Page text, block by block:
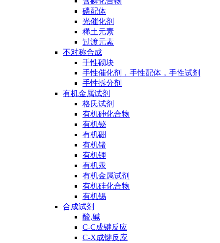
磷配体
光催化剂
稀土元素
过渡元素
不对称合成
手性砌块
手性催化剂，手性配体，手性试剂
手性拆分剂
有机金属试剂
格氏试剂
有机砷化合物
有机铋
有机硼
有机锗
有机锂
有机汞
有机金属试剂
有机硅化合物
有机锡
合成试剂
酸,碱
C-C成键反应
C-X成键反应